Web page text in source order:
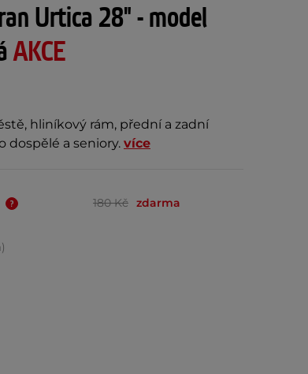
Urtica 28" - model
AKCE
hliníkový rám, přední a zadní
dospělé a seniory. více
180 Kč zdarma